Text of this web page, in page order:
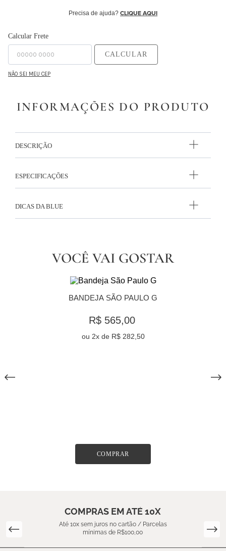
Precisa de ajuda? CLIQUE AQUI
Calcular Frete
CALCULAR
NÃO SEI MEU CEP
INFORMAÇÕES DO PRODUTO
DESCRIÇÃO
ESPECIFICAÇÕES
DICAS DA BLUE
VOCÊ VAI GOSTAR
BANDEJA SÃO PAULO G
R$ 565,00
ou 2x de R$ 282,50
COMPRAR
COMPRAS EM ATÉ 10X
Até 10x sem juros no cartão / Parcelas
mínimas de R$100,00
10º monet